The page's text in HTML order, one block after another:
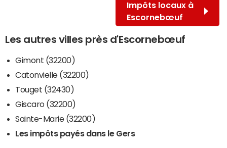
Impôts locaux à
Escornebœuf
Les autres villes près d'Escornebœuf
Gimont (32200)
Catonvielle (32200)
Touget (32430)
Giscaro (32200)
Sainte-Marie (32200)
Les impôts payés dans le Gers